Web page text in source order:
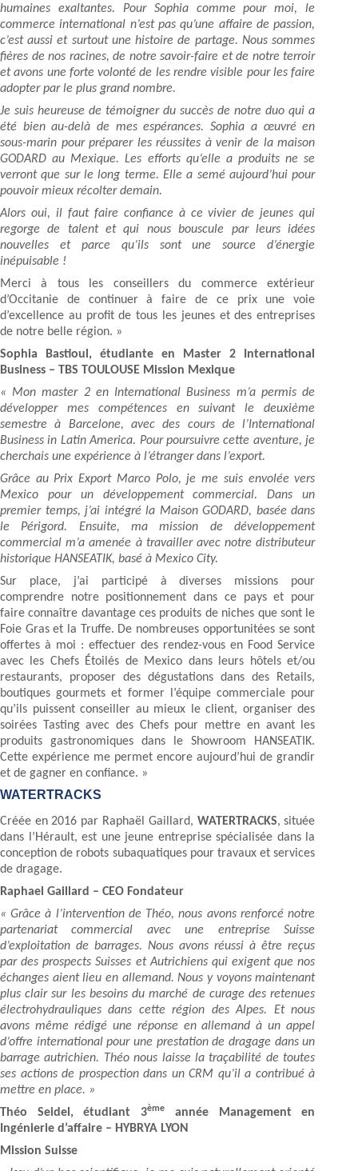
humaines exaltantes. Pour Sophia comme pour moi, le
commerce international n’est pas qu’une affaire de passion,
c’est aussi et surtout une histoire de partage. Nous sommes
fières de nos racines, de notre savoir-faire et de notre terroir
et avons une forte volonté de les rendre visible pour les faire
adopter par le plus grand nombre.
Je suis heureuse de témoigner du succès de notre duo qui a
été bien au-delà de mes espérances. Sophia a œuvré en
sous-marin pour préparer les réussites à venir de la maison
GODARD au Mexique. Les efforts qu’elle a produits ne se
verront que sur le long terme. Elle a semé aujourd’hui pour
pouvoir mieux récolter demain.
Alors oui, il faut faire confiance à ce vivier de jeunes qui
regorge de talent et qui nous bouscule par leurs idées
nouvelles et parce qu’ils sont une source d’énergie
inépuisable !
Merci à tous les conseillers du commerce extérieur
d’Occitanie de continuer à faire de ce prix une voie
d’excellence au profit de tous les jeunes et des entreprises
de notre belle région. »
Sophia Bastioul, étudiante en Master 2 International
Business – TBS TOULOUSE Mission Mexique
« Mon master 2 en International Business m’a permis de
développer mes compétences en suivant le deuxième
semestre à Barcelone, avec des cours de l’International
Business in Latin America. Pour poursuivre cette aventure, je
cherchais une expérience à l’étranger dans l’export.
Grâce au Prix Export Marco Polo, je me suis envolée vers
Mexico pour un développement commercial. Dans un
premier temps, j’ai intégré la Maison GODARD, basée dans
le Périgord. Ensuite, ma mission de développement
commercial m’a amenée à travailler avec notre distributeur
historique HANSEATIK, basé à Mexico City.
Sur place, j’ai participé à diverses missions pour
comprendre notre positionnement dans ce pays et pour
faire connaître davantage ces produits de niches que sont le
Foie Gras et la Truffe. De nombreuses opportunitées se sont
offertes à moi : effectuer des rendez-vous en Food Service
avec les Chefs Étoilés de Mexico dans leurs hôtels et/ou
restaurants, proposer des dégustations dans des Retails,
boutiques gourmets et former l’équipe commerciale pour
qu’ils puissent conseiller au mieux le client, organiser des
soirées Tasting avec des Chefs pour mettre en avant les
produits gastronomiques dans le Showroom HANSEATIK.
Cette expérience me permet encore aujourd’hui de grandir
et de gagner en confiance. »
WATERTRACKS
Créée en 2016 par Raphaël Gaillard, WATERTRACKS, située
dans l’Hérault, est une jeune entreprise spécialisée dans la
conception de robots subaquatiques pour travaux et services
de dragage.
Raphael Gaillard – CEO Fondateur
« Grâce à l’intervention de Théo, nous avons renforcé notre
partenariat commercial avec une entreprise Suisse
d’exploitation de barrages. Nous avons réussi à être reçus
par des prospects Suisses et Autrichiens qui exigent que nos
échanges aient lieu en allemand. Nous y voyons maintenant
plus clair sur les besoins du marché de curage des retenues
électrohydrauliques dans cette région des Alpes. Et nous
avons même rédigé une réponse en allemand à un appel
d’offre international pour une prestation de dragage dans un
barrage autrichien. Théo nous laisse la traçabilité de toutes
ses actions de prospection dans un CRM qu’il a contribué à
mettre en place. »
Théo Seidel, étudiant 3ème
année Management en
Ingénierie d’affaire – HYBRYA LYON
Mission Suisse